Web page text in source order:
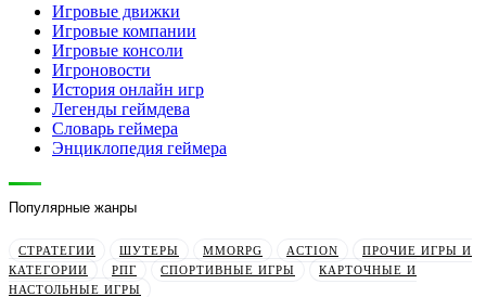
Игровые движки
Игровые компании
Игровые консоли
Игроновости
История онлайн игр
Легенды геймдева
Словарь геймера
Энциклопедия геймера
Популярные жанры
СТРАТЕГИИ ШУТЕРЫ MMORPG ACTION
ПРОЧИЕ ИГРЫ И
КАТЕГОРИИ
РПГ СПОРТИВНЫЕ ИГРЫ
КАРТОЧНЫЕ И
НАСТОЛЬНЫЕ ИГРЫ